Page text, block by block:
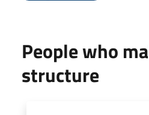
People who
structure